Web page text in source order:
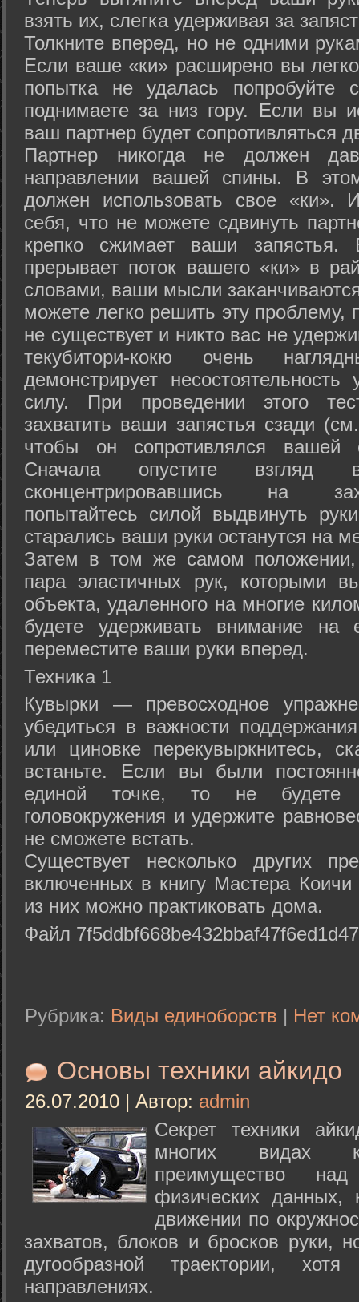
взять их, слегка удерживая за
Толкните вперед, но не одними
Если ваше «ки» расширено вы
попытка не удалась попробуйте
поднимаете за низ гору. Если вы
ваш партнер будет сопротивляться
Партнер никогда не должен
направлении вашей спины. В
должен использовать свое «ки».
себя, что не можете сдвинуть
крепко сжимает ваши запястья.
прерывает поток вашего «ки» в
словами, ваши мысли
можете легко решить эту проблему,
не существует и никто вас не
текубитори-кокю очень
демонстрирует
силу. При проведении этого
захватить ваши запястья сзади
чтобы он сопротивлялся вашей
Сначала опустите
сконцентрировавшись на
попытайтесь силой выдвинуть
старались ваши руки останутся на
Затем в том же самом положении,
пара эластичных рук, которыми
объекта, удаленного на многие
будете удерживать внимание на
переместите ваши руки вперед.
Техника 1
Кувырки — превосходное
убедиться в важности
или циновке перекувыркнитесь,
встаньте. Если вы были
единой точке, то не будете
головокружения и удержите
не сможете встать.
Существует несколько других
включенных в книгу Мастера
из них можно практиковать дома.
Файл
Рубрика: Виды единоборств | Нет
Основы техники айкидо
26.07.2010 | Автор: admin
Секрет техники
многих видах
преимущество
физических данных,
движении по
захватов, блоков и бросков руки,
дугообразной траектории,
направлениях.